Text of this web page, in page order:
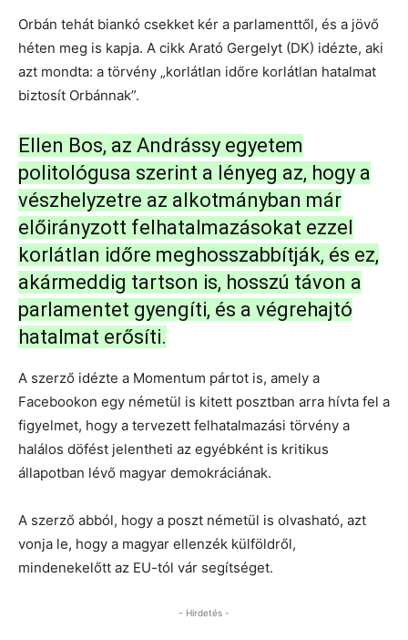
Orbán tehát biankó csekket kér a parlamenttől, és a jövő
héten meg is kapja. A cikk Arató Gergelyt (DK) idézte, aki
azt mondta: a törvény „korlátlan időre korlátlan hatalmat
biztosít Orbánnak”.
Ellen Bos, az Andrássy egyetem
politológusa szerint a lényeg az, hogy a
vészhelyzetre az alkotmányban már
előirányzott felhatalmazásokat ezzel
korlátlan időre meghosszabbítják, és ez,
akármeddig tartson is, hosszú távon a
parlamentet gyengíti, és a végrehajtó
hatalmat erősíti.
A szerző idézte a Momentum pártot is, amely a
Facebookon egy németül is kitett posztban arra hívta fel a
figyelmet, hogy a tervezett felhatalmazási törvény a
halálos döfést jelentheti az egyébként is kritikus
állapotban lévő magyar demokráciának.
A szerző abból, hogy a poszt németül is olvasható, azt
vonja le, hogy a magyar ellenzék külföldről,
mindenekelőtt az EU-tól vár segítséget.
- Hirdetés -